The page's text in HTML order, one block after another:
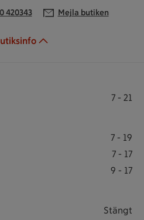
420343 Mejla butiken
till 21
7 - 21
fredag 7 till 19
7 - 19
7 till 17
7 - 17
9 till 17
9 - 17
Stängt